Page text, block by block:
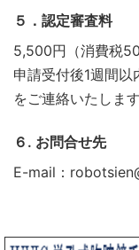
５．認定審査料
5,500円（消費税
申請受付後1週間
をご連絡いたします
６. お問合せ先
E-mail：